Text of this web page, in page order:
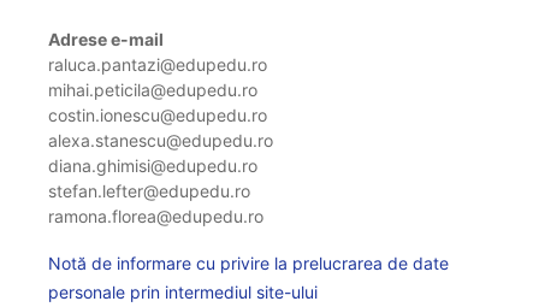
Adrese e-mail
raluca.pantazi@edupedu.ro
mihai.peticila@edupedu.ro
costin.ionescu@edupedu.ro
alexa.stanescu@edupedu.ro
diana.ghimisi@edupedu.ro
stefan.lefter@edupedu.ro
ramona.florea@edupedu.ro
Notă de informare cu privire la prelucrarea de date
personale prin intermediul site-ului